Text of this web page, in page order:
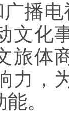
播
文化
旅体
力，
。